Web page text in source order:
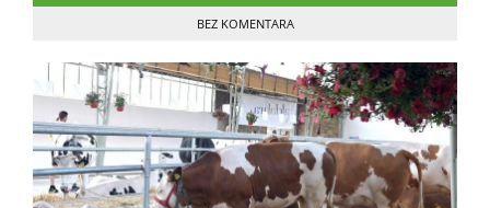
BEZ KOMENTARA